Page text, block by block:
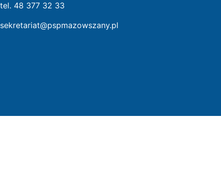
tel. 48 377 32 33
sekretariat@pspmazowszany.pl